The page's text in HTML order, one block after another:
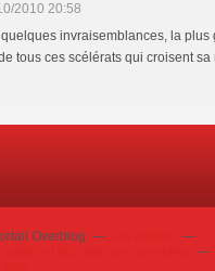
2010 20:58
invraisemblances, la
tous ces scélérats qui croisent sa
Overblog